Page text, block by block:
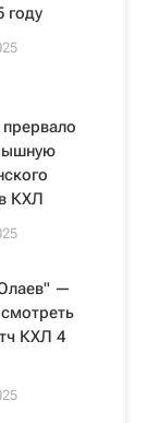
году
КХЛ
—
КХЛ 4